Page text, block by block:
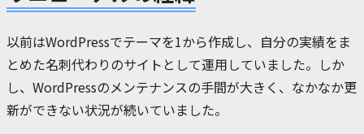
以前はWordPressでテーマを1から作成し、自分の実績をま
とめた名刺代わりのサイトとして運用していました。しか
し、WordPressのメンテナンスの手間が大きく、なかなか更
新ができない状況が続いていました。